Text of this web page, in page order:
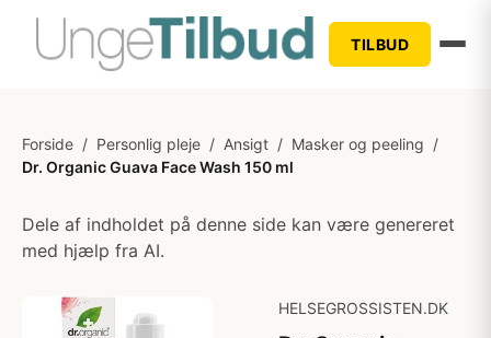
TILBUD
Forside / Personlig pleje / Ansigt / Masker og peeling /
Dr. Organic Guava Face Wash 150 ml
Dele af indholdet på denne side kan være genereret
med hjælp fra AI.
HELSEGROSSISTEN.DK